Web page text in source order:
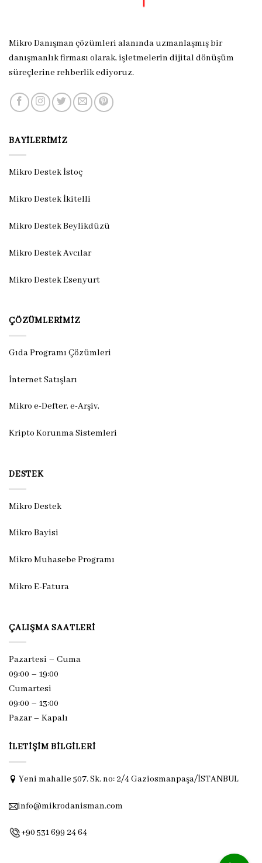
Mikro Danışman çözümleri alanında uzmanlaşmış bir
danışmanlık firması olarak, işletmelerin dijital dönüşüm
süreçlerine rehberlik ediyoruz.
BAYILERIMIZ
Mikro Destek İstoç
Mikro Destek İkitelli
Mikro Destek Beylikdüzü
Mikro Destek Avcılar
Mikro Destek Esenyurt
ÇÖZÜMLERIMIZ
Gıda Programı Çözümleri
İnternet Satışları
Mikro e-Defter, e-Arşiv,
Kripto Korunma Sistemleri
DESTEK
Mikro Destek
Mikro Bayisi
Mikro Muhasebe Programı
Mikro E-Fatura
ÇALIŞMA SAATLERI
Pazartesi – Cuma
09:00 – 19:00
Cumartesi
09:00 – 13:00
Pazar – Kapalı
İLETIŞIM BILGILERI
Yeni mahalle 507. Sk. no: 2/4 Gaziosmanpaşa/İSTANBUL
info@mikrodanisman.com
+90 531 699 24 64